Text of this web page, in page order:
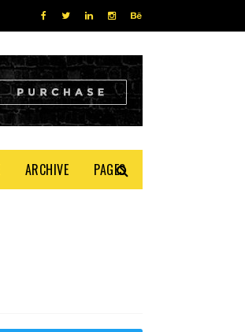
ARCHIVE PAGES